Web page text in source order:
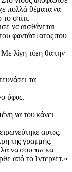
πολλά θέματα να
σπίτι.
να αισθάνεται
φαντάσματος που
λίγη τύχη θα την
τα
ύφος.
να του κάνει
αυτός.
της γραμμής.
να σου πω και
από το Ίντερνετ.»